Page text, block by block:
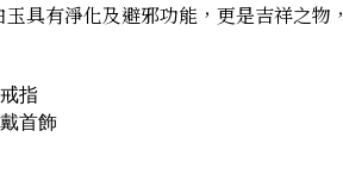
具有淨化及避邪功能，更是吉祥之物，
指
首飾